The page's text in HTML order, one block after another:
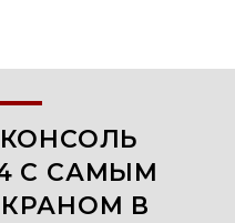
С САМЫМ
В